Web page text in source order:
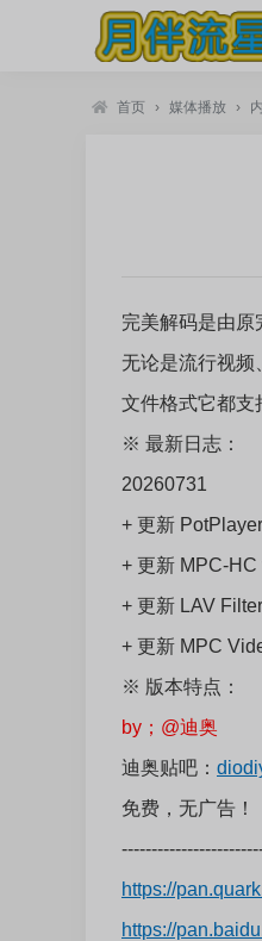
首页 › 媒体播放 ›
完美解码是由原
无论是流行视
文件格式它都支
※ 最新日志：
20260731
+ 更新
+ 更新 MPC-HC
+ 更新 LAV
+ 更新 MPC
※ 版本特点：
by；@迪奥
迪奥贴吧：
免费，无广告！
https://
https://